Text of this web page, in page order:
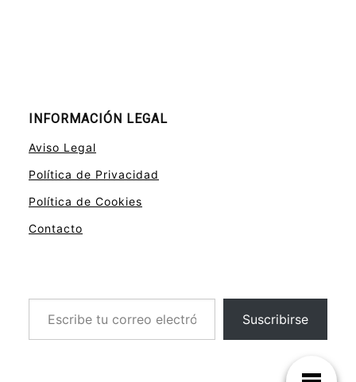
INFORMACIÓN LEGAL
Aviso Legal
Política de Privacidad
Política de Cookies
Contacto
Escribe tu correo electrónico…
Suscribirse